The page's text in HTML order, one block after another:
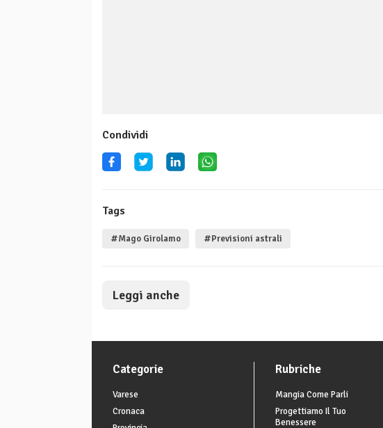
Condividi
Tags
#Mago Girolamo #Previsioni astrali
Leggi anche
Categorie
Varese
Cronaca
Rubriche
Mangia Come Parli
Progettiamo Il Tuo
Benessere